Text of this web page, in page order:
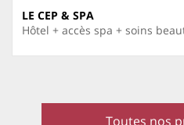
LE CEP & SPA
Hôtel + accès spa + soins
Toutes nos